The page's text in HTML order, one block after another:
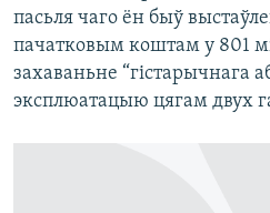
пасьля чаго ён быў
пачатковым коштам у 801
захаваньне “гістарычнага
эксплюатацыю цягам двух